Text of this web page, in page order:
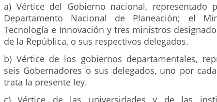
a) Vértice del Gobierno nacional, representado
Departamento Nacional de Planeación; el
Tecnología e Innovación y tres ministros
de la República, o sus respectivos delegados.
b) Vértice de los gobiernos departamentales,
seis Gobernadores o sus delegados, uno por
trata la presente ley.
c) Vértice de las universidades y de las